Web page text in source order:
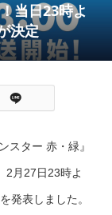
当日23時よ
決定
スター 赤・緑』
2月27日23時よ
発表しました。